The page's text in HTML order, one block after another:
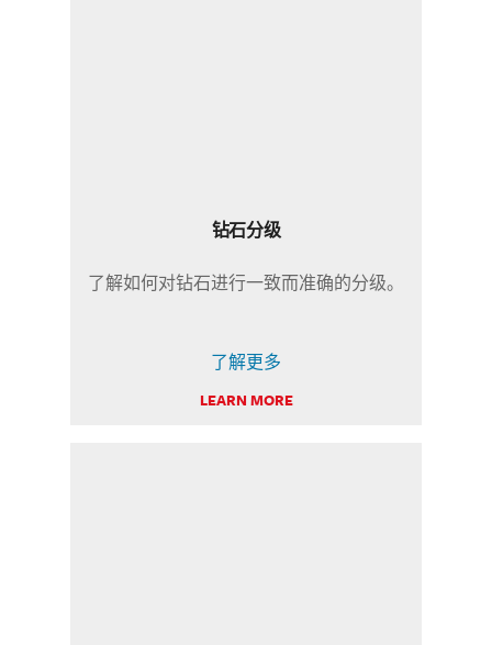
钻石分级
了解如何对钻石进行一致而准确的分级。
了解更多
LEARN MORE